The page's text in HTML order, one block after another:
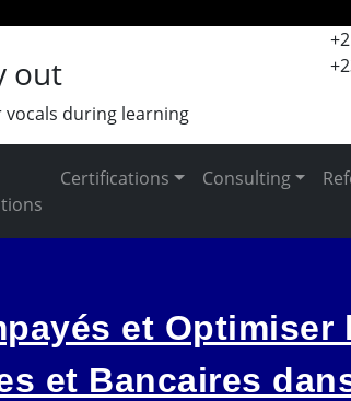
out
vocals during learning
Certifications Consulting
et Optimiser
et Bancaires